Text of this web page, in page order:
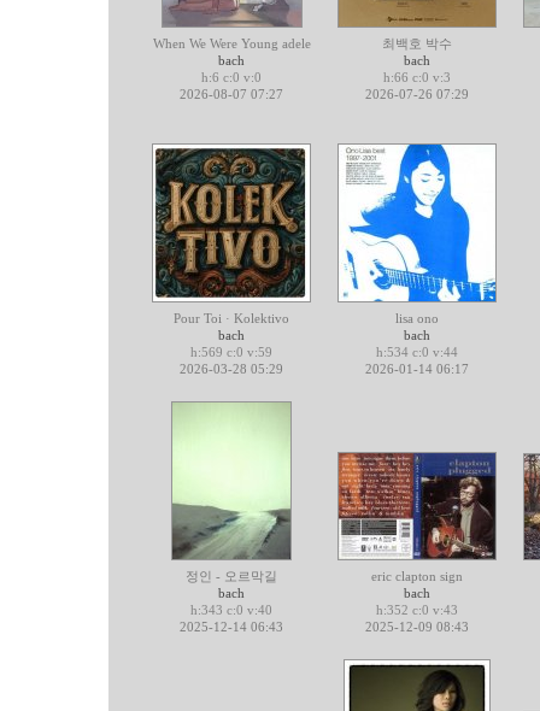
When We Were Young adele
bach
h:6 c:0 v:0
2026-08-07 07:27
최백호 박수
bach
h:66 c:0 v:3
2026-07-26 07:29
Pour Toi · Kolektivo
bach
h:569 c:0 v:59
2026-03-28 05:29
lisa ono
bach
h:534 c:0 v:44
2026-01-14 06:17
정인 - 오르막길
bach
h:343 c:0 v:40
2025-12-14 06:43
eric clapton sign
bach
h:352 c:0 v:43
2025-12-09 08:43